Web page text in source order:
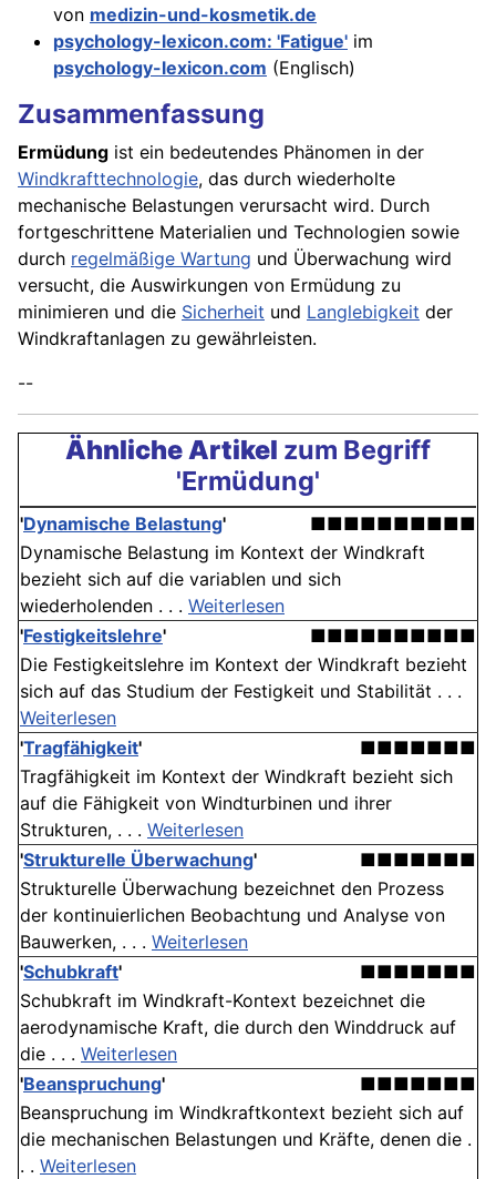
von medizin-und-kosmetik.de
psychology-lexicon.com: 'Fatigue' im
psychology-lexicon.com (Englisch)
Zusammenfassung
Ermüdung ist ein bedeutendes Phänomen in der
Windkrafttechnologie, das durch wiederholte
mechanische Belastungen verursacht wird. Durch
fortgeschrittene Materialien und Technologien sowie
durch regelmäßige Wartung und Überwachung wird
versucht, die Auswirkungen von Ermüdung zu
minimieren und die Sicherheit und Langlebigkeit der
Windkraftanlagen zu gewährleisten.
--
Ähnliche Artikel zum Begriff
'Ermüdung'
'Dynamische Belastung'
■■■■■■■■■■
Dynamische Belastung im Kontext der Windkraft
bezieht sich auf die variablen und sich
wiederholenden . . . Weiterlesen
'Festigkeitslehre'
■■■■■■■■■■
Die Festigkeitslehre im Kontext der Windkraft bezieht
sich auf das Studium der Festigkeit und Stabilität . . .
Weiterlesen
'Tragfähigkeit'
■■■■■■■
Tragfähigkeit im Kontext der Windkraft bezieht sich
auf die Fähigkeit von Windturbinen und ihrer
Strukturen, . . . Weiterlesen
'Strukturelle Überwachung'
■■■■■■■
Strukturelle Überwachung bezeichnet den Prozess
der kontinuierlichen Beobachtung und Analyse von
Bauwerken, . . . Weiterlesen
'Schubkraft'
■■■■■■■
Schubkraft im Windkraft-Kontext bezeichnet die
aerodynamische Kraft, die durch den Winddruck auf
die . . . Weiterlesen
'Beanspruchung'
■■■■■■■
Beanspruchung im Windkraftkontext bezieht sich auf
die mechanischen Belastungen und Kräfte, denen die .
. . Weiterlesen